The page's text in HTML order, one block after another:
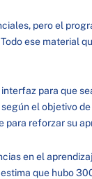
pero el
ese material
para que
el objetivo
para reforzar su
en el
que hubo